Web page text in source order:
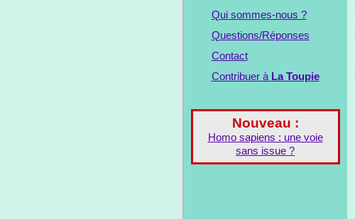
Qui sommes-nous ?
Questions/Réponses
Contact
Contribuer à La Toupie
Nouveau :
Homo sapiens : une voie
sans issue ?